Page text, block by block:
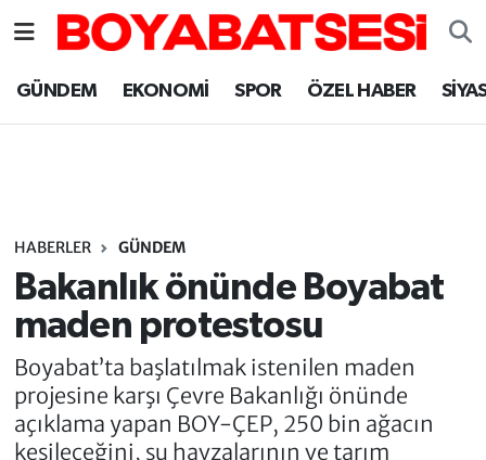
GÜNDEM EKONOMİ SPOR ÖZEL HABER
HABERLER GÜNDEM
Bakanlık önünde Boyabat
maden protestosu
Boyabat’ta başlatılmak istenilen maden
projesine karşı Çevre Bakanlığı önünde
açıklama yapan BOY-ÇEP, 250 bin ağacın
kesileceğini, su havzalarının ve tarım
Sinop Nöbetçi Eczaneler
Sinop Trafik Yoğunluk Haritası
Süper Lig Puan Durumu ve Fikstür
Tüm Manşetler
Son Dakika Haberleri